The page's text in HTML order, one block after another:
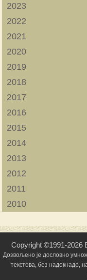
2023
2022
2021
2020
2019
2018
2017
2016
2015
2014
2013
2012
2011
2010
Copyright ©1991-2026
Дозвољено је дословно
текстова, без надокнаде,